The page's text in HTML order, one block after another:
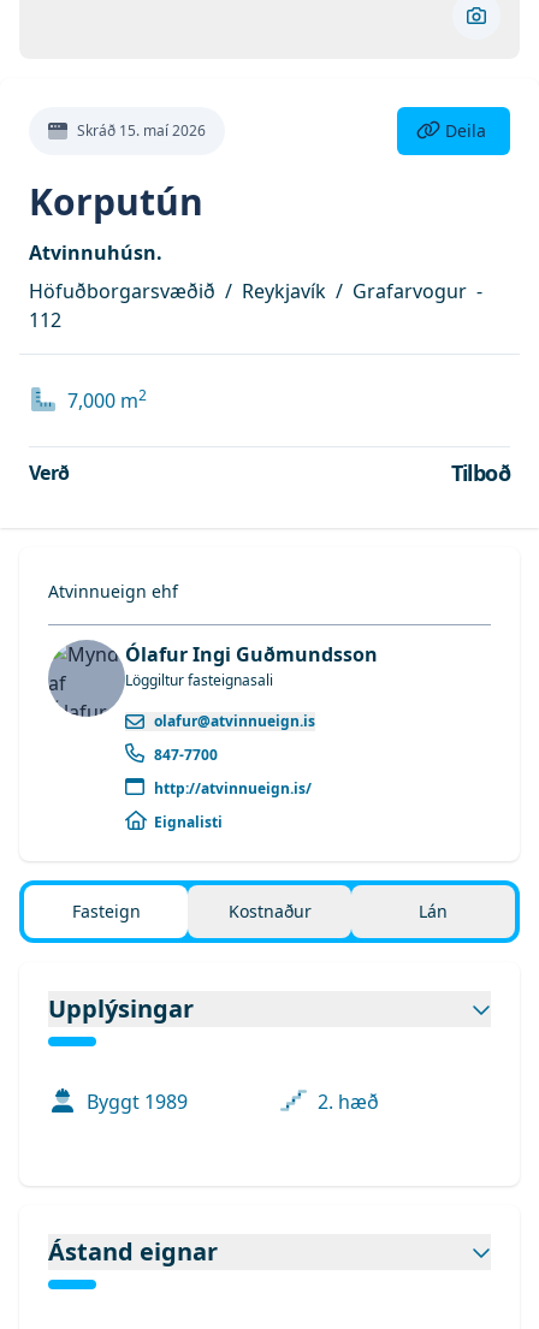
Skoða
Skráð 15. maí 2026 Deila eign
Deila
Korputún
Atvinnuhúsn.
Höfuðborgarsvæðið / Reykjavík / Grafarvogur -
112
7,000 m2
Verð Tilboð
Atvinnueign ehf
Ólafur Ingi Guðmundsson
Löggiltur fasteignasali
olafur@atvinnueign.is
847-7700
http://atvinnueign.is/
Eignalisti
Fasteign Kostnaður Lán
Upplýsingar
Byggt 1989 2. hæð
Ástand eignar